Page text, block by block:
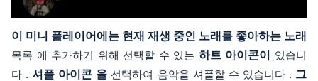
이 미니 플레이어에는 현재 재생 중인 노래를 좋아하는 노래
목록 에 추가하기 위해 선택할 수 있는 하트 아이콘이
있습니
다 .셔플 아이콘 을 선택하여 음악을 셔플할 수 있습니다 . 그